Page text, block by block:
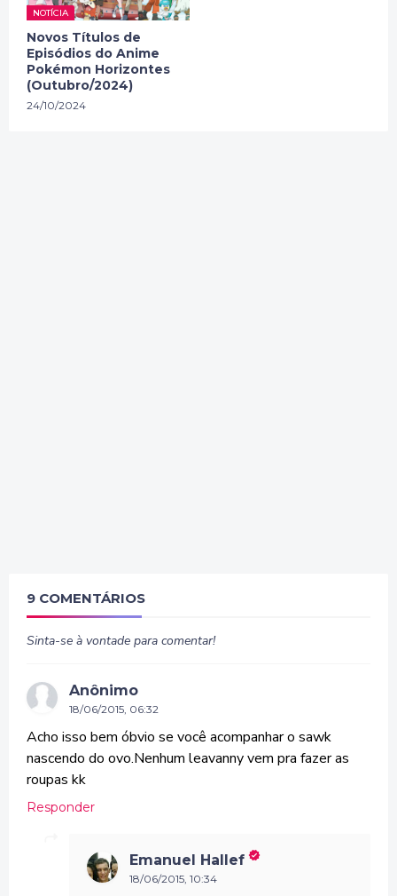
NOTÍCIA
Novos Títulos de
Episódios do Anime
Pokémon Horizontes
(Outubro/2024)
24/10/2024
9 COMENTÁRIOS
Sinta-se à vontade para comentar!
Anônimo
18/06/2015, 06:32
Acho isso bem óbvio se você acompanhar o sawk
nascendo do ovo.Nenhum leavanny vem pra fazer as
roupas kk
Responder
Emanuel Hallef
18/06/2015, 10:34